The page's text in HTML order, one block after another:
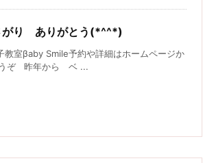
がり ありがとう(*^^*)
教室βaby Smile予約や詳細はホームページか
ぞ 昨年から ベ ...